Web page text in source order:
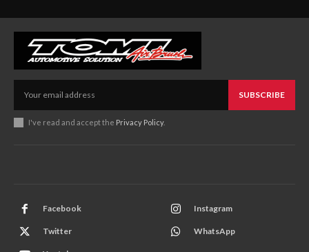
SUBSCRIBE
I've read and accept the Privacy Policy.
Facebook Instagram
Twitter WhatsApp